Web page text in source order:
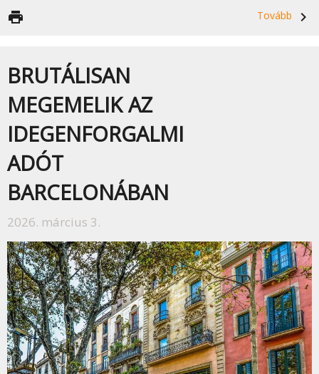
Tovább
navigate_next
print
BRUTÁLISAN
MEGEMELIK AZ
IDEGENFORGALMI
ADÓT
BARCELONÁBAN
2026. március 3.